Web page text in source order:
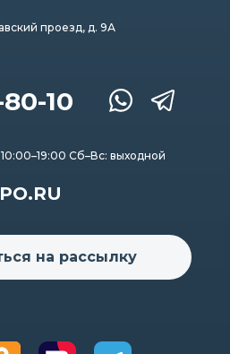
Сб–Вс: выходной
проезд, д. 9А
10
на рассылку